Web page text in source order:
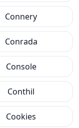
Connery
Conrada
Console
Conthil
Cookies